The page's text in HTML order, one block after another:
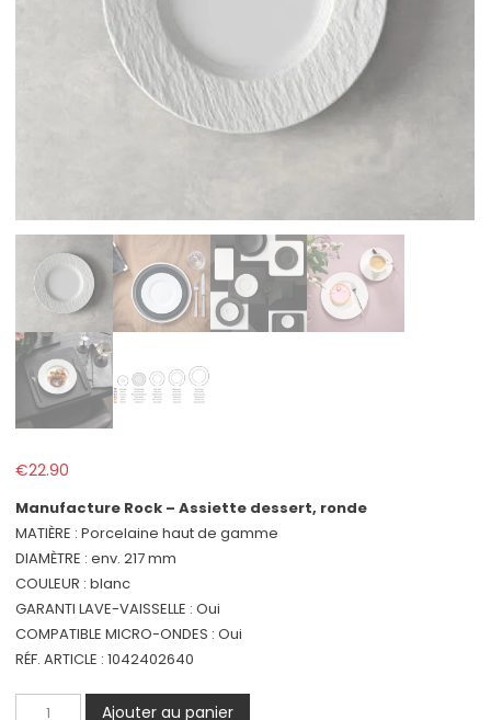
€22.90
Manufacture Rock – Assiette dessert, ronde
MATIÈRE : Porcelaine haut de gamme
DIAMÈTRE : env. 217 mm
COULEUR : blanc
GARANTI LAVE-VAISSELLE : Oui
COMPATIBLE MICRO-ONDES : Oui
RÉF. ARTICLE : 1042402640
quantité
Ajouter au panier